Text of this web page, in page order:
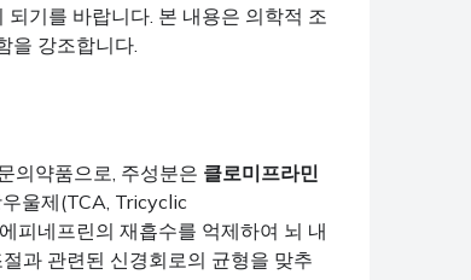
기를 바랍니다. 본 내용은 의학적 조
을 강조합니다.
의약품으로, 주성분은 클로미프라민
울제(TCA, Tricyclic
피네프린의 재흡수를 억제하여 뇌 내
과 관련된 신경회로의 균형을 맞추